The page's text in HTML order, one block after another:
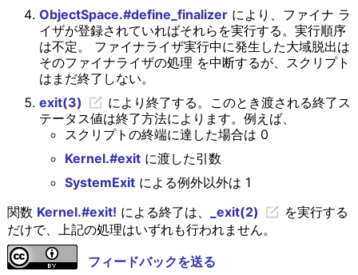
ObjectSpace.#define_finalizerにより、ファイナ ラ
イザが登録されていればそれらを実行する。実行順序
は不定。 ファイナライザ実行中に発生した大域脱出は
そのファイナライザの処理 を中断するが、スクリプト
はまだ終了しない。
exit(3)
により終了する。このとき渡される終了ス
テータス値は終了方法によります。例えば、
スクリプトの終端に達した場合は 0
Kernel.#exitに渡した引数
SystemExitによる例外以外は 1
関数 Kernel.#exit! による終了は、 _exit(2)
を実行する
だけで、上記の処理はいずれも行われません。
フィードバックを送る